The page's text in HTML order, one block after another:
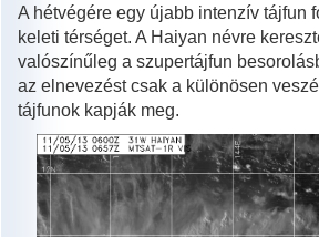
A hétvégére egy újabb intenzív tájfun
keleti térséget. A Haiyan névre
valószínűleg a szupertájfun
az elnevezést csak a különösen
tájfunok kapják meg.